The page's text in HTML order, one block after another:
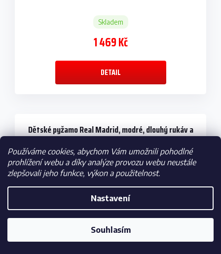
Používáme cookies, abychom Vám umožnili pohodlné
prohlížení webu a díky analýze provozu webu neustále
zlepšovali jeho funkce, výkon a použitelnost.
Nastavení
Souhlasím
Skladem
1 469 Kč
DETAIL
Dětské pyžamo Real Madrid, modré, dlouhý rukáv a